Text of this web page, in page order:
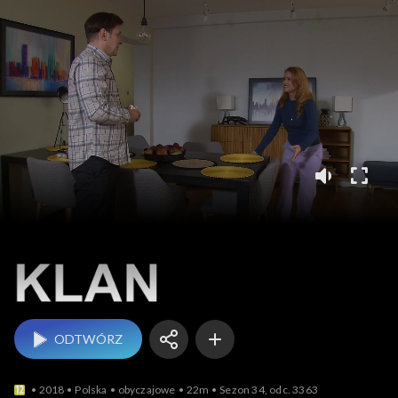
ODTWÓRZ
2018 Polska obyczajowe 22m Sezon 34, odc. 3363